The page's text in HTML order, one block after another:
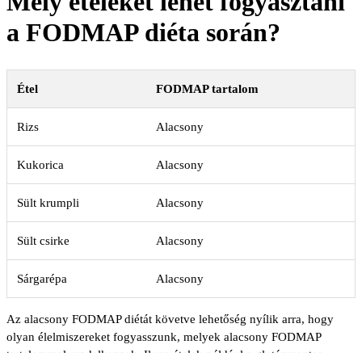
a FODMAP diéta során?
Étel FODMAP tartalom
Rizs Alacsony
Kukorica Alacsony
Sült krumpli Alacsony
Sült csirke Alacsony
Sárgarépa Alacsony
Az alacsony FODMAP diétát követve lehetőség nyílik arra, hogy
olyan élelmiszereket fogyasszunk, melyek alacsony FODMAP